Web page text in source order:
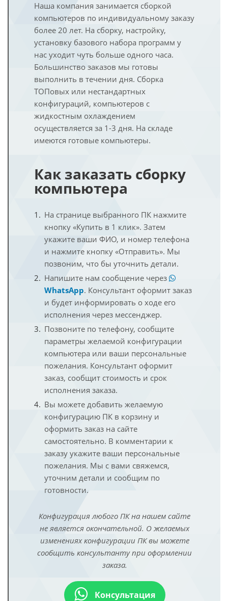
Наша компания занимается сборкой
компьютеров по индивидуальному заказу
более 20 лет. На сборку, настройку,
установку базового набора программ у
нас уходит чуть больше одного часа.
Большинство заказов мы готовы
выполнить в течении дня. Сборка
ТОПовых или нестандартных
конфигураций, компьютеров с
жидкостным охлаждением
осуществляется за 1-3 дня. На складе
имеются готовые компьютеры.
Как заказать сборку
компьютера
На странице выбранного ПК нажмите
кнопку «Купить в 1 клик». Затем
укажите ваши ФИО, и номер телефона
и нажмите кнопку «Отправить». Мы
позвоним, что бы уточнить детали.
Напишите нам сообщение через
WhatsApp. Консультант оформит заказ
и будет информировать о ходе его
исполнения через мессенджер.
Позвоните по телефону, сообщите
параметры желаемой конфигурации
компьютера или ваши персональные
пожелания. Консультант оформит
заказ, сообщит стоимость и срок
исполнения заказа.
Вы можете добавить желаемую
конфигурацию ПК в корзину и
оформить заказ на сайте
самостоятельно. В комментарии к
заказу укажите ваши персональные
пожелания. Мы с вами свяжемся,
уточним детали и сообщим по
готовности.
Конфигурация любого ПК на нашем сайте
не является окончательной. О желаемых
изменениях конфигурации ПК вы можете
сообщить консультанту при оформлении
заказа.
Консультация